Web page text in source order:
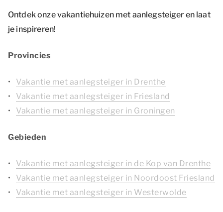
Ontdek onze vakantiehuizen met aanlegsteiger en laat
je inspireren!
Provincies
Vakantie met aanlegsteiger in Drenthe
Vakantie met aanlegsteiger in Friesland
Vakantie met aanlegsteiger in Groningen
Gebieden
Vakantie met aanlegsteiger in de Kop van Drenthe
Vakantie met aanlegsteiger in Noordoost Friesland
Vakantie met aanlegsteiger in Westerwolde